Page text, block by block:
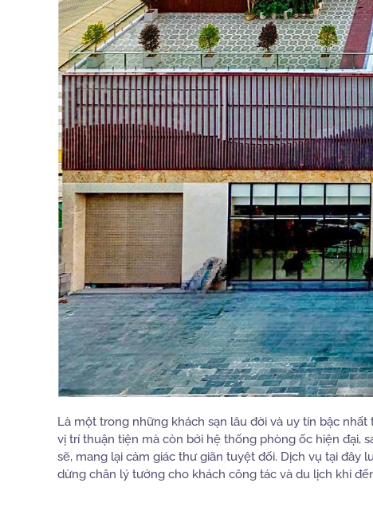
Là một trong những khách sạn lâu đời và uy tín bậc nhất
vị trí thuận tiện mà còn bởi hệ thống phòng ốc hiện đại,
sẽ, mang lại cảm giác thư giãn tuyệt đối. Dịch vụ tại
dừng chân lý tưởng cho khách công tác và du lịch khi